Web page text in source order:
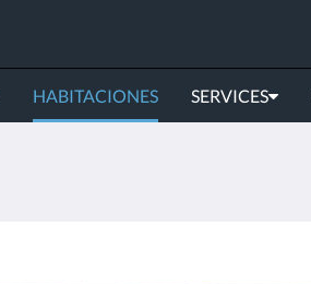
HABITACIONES SERVICES